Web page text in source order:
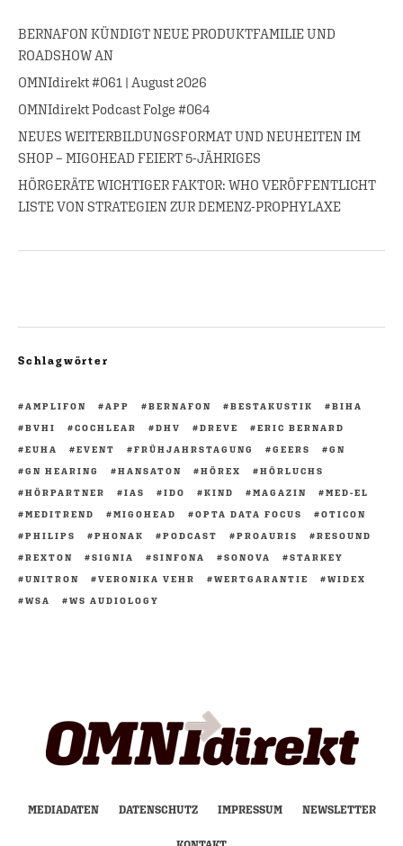
BERNAFON KÜNDIGT NEUE PRODUKTFAMILIE UND
ROADSHOW AN
OMNIdirekt #061 | August 2026
OMNIdirekt Podcast Folge #064
NEUES WEITERBILDUNGSFORMAT UND NEUHEITEN IM
SHOP – MIGOHEAD FEIERT 5-JÄHRIGES
HÖRGERÄTE WICHTIGER FAKTOR: WHO VERÖFFENTLICHT
LISTE VON STRATEGIEN ZUR DEMENZ-PROPHYLAXE
Schlagwörter
AMPLIFON APP BERNAFON BESTAKUSTIK
BIHA
BVHI
COCHLEAR DHV DREVE
ERIC BERNARD
EUHA
EVENT FRÜHJAHRSTAGUNG GEERS
GN
GN HEARING
HANSATON HÖREX
HÖRLUCHS
HÖRPARTNER
IAS IDO KIND MAGAZIN
MED-EL
MEDITREND
MIGOHEAD OPTA DATA FOCUS
OTICON
PHILIPS
PHONAK PODCAST PROAURIS
RESOUND
REXTON
SIGNIA SINFONA SONOVA
STARKEY
UNITRON
VERONIKA VEHR WERTGARANTIE
WIDEX
WSA
WS AUDIOLOGY
MEDIADATEN DATENSCHUTZ IMPRESSUM NEWSLETTER